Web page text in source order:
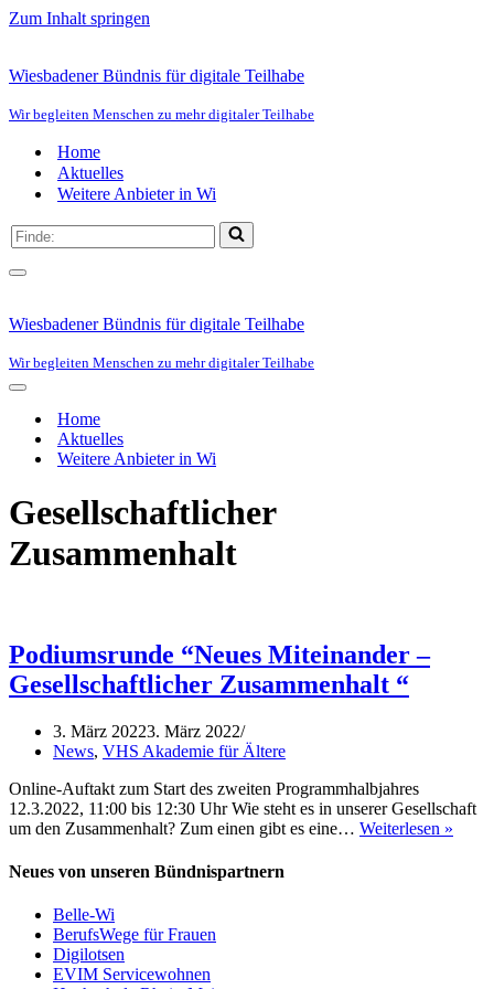
Zum Inhalt springen
Wiesbadener Bündnis für digitale Teilhabe
Wir begleiten Menschen zu mehr digitaler Teilhabe
Home
Aktuelles
Weitere Anbieter in Wi
Suchen
nach …
Navigationsmenü
Wiesbadener Bündnis für digitale Teilhabe
Wir begleiten Menschen zu mehr digitaler Teilhabe
Navigationsmenü
Home
Aktuelles
Weitere Anbieter in Wi
Gesellschaftlicher
Zusammenhalt
Podiumsrunde “Neues Miteinander –
Gesellschaftlicher Zusammenhalt “
3. März 20223. März 2022
News, VHS Akademie für Ältere
Online-Auftakt zum Start des zweiten Programmhalbjahres
12.3.2022, 11:00 bis 12:30 Uhr Wie steht es in unserer Gesellschaft
um den Zusammenhalt? Zum einen gibt es eine… Weiterlesen »
Neues von unseren Bündnispartnern
Belle-Wi
BerufsWege für Frauen
Digilotsen
EVIM Servicewohnen